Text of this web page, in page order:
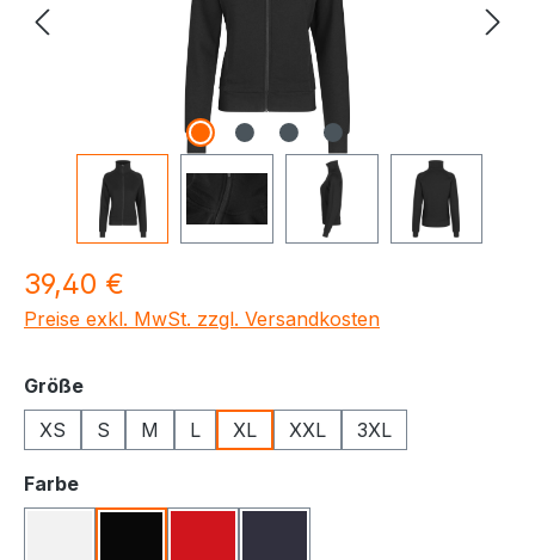
Regulärer Preis:
39,40 €
Preise exkl. MwSt. zzgl. Versandkosten
Größeauswählen
XS
S M L XL XXL 3XL
Farbeauswählen